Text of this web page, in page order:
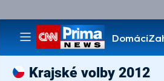
Domácí
Pořady
Krajské volby 2012